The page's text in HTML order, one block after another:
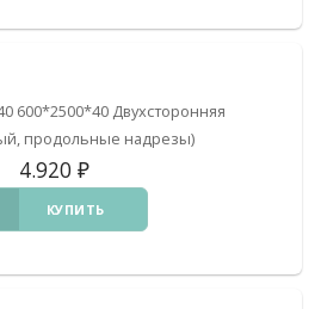
600*2500*40 Двухсторонняя
продольные надрезы)
4.920 ₽
КУПИТЬ